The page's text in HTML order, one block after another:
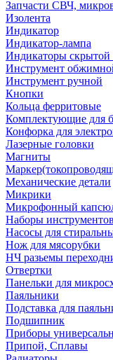
Запчасти СВЧ,
Изолента
Индикатор
Индикатор-лампа
Индикаторы скрытой
Инструмент
Инструмент ручной
Кнопки
Кольца ферритовые
Комплектующие для
Конфорка для
Лазерные головки
Магниты
Механические детали
Микрики
Микрофонный
Наборы инструментов
Насосы для
Нож для мясорубки
НЧ разьемы
Отвертки
Панельки для
Паяльники
Подставка для
Подшипник
Приборы
Припой, Сплавы